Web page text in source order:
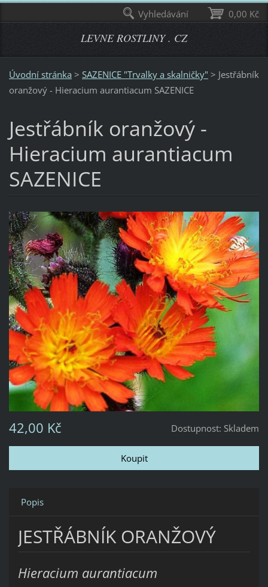
LEVNE ROSTLINY . CZ
Úvodní stránka > SAZENICE "Trvalky a skalničky" > Jestřábník
oranžový - Hieracium aurantiacum SAZENICE
Jestřábník oranžový -
Hieracium aurantiacum
SAZENICE
Dostupnost: Skladem
42,00 Kč
Popis
JESTŘÁBNÍK ORANŽOVÝ
Hieracium aurantiacum
0,00 Kč
Vyhledávání